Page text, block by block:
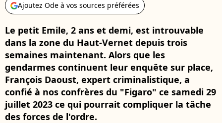
Ajoutez Ode à vos sources préférées
Le petit Emile, 2 ans et demi, est introuvable
dans la zone du Haut-Vernet depuis trois
semaines maintenant. Alors que les
gendarmes continuent leur enquête sur place,
François Daoust, expert criminalistique, a
confié à nos confrères du "Figaro" ce samedi 29
juillet 2023 ce qui pourrait compliquer la tâche
des forces de l'ordre.